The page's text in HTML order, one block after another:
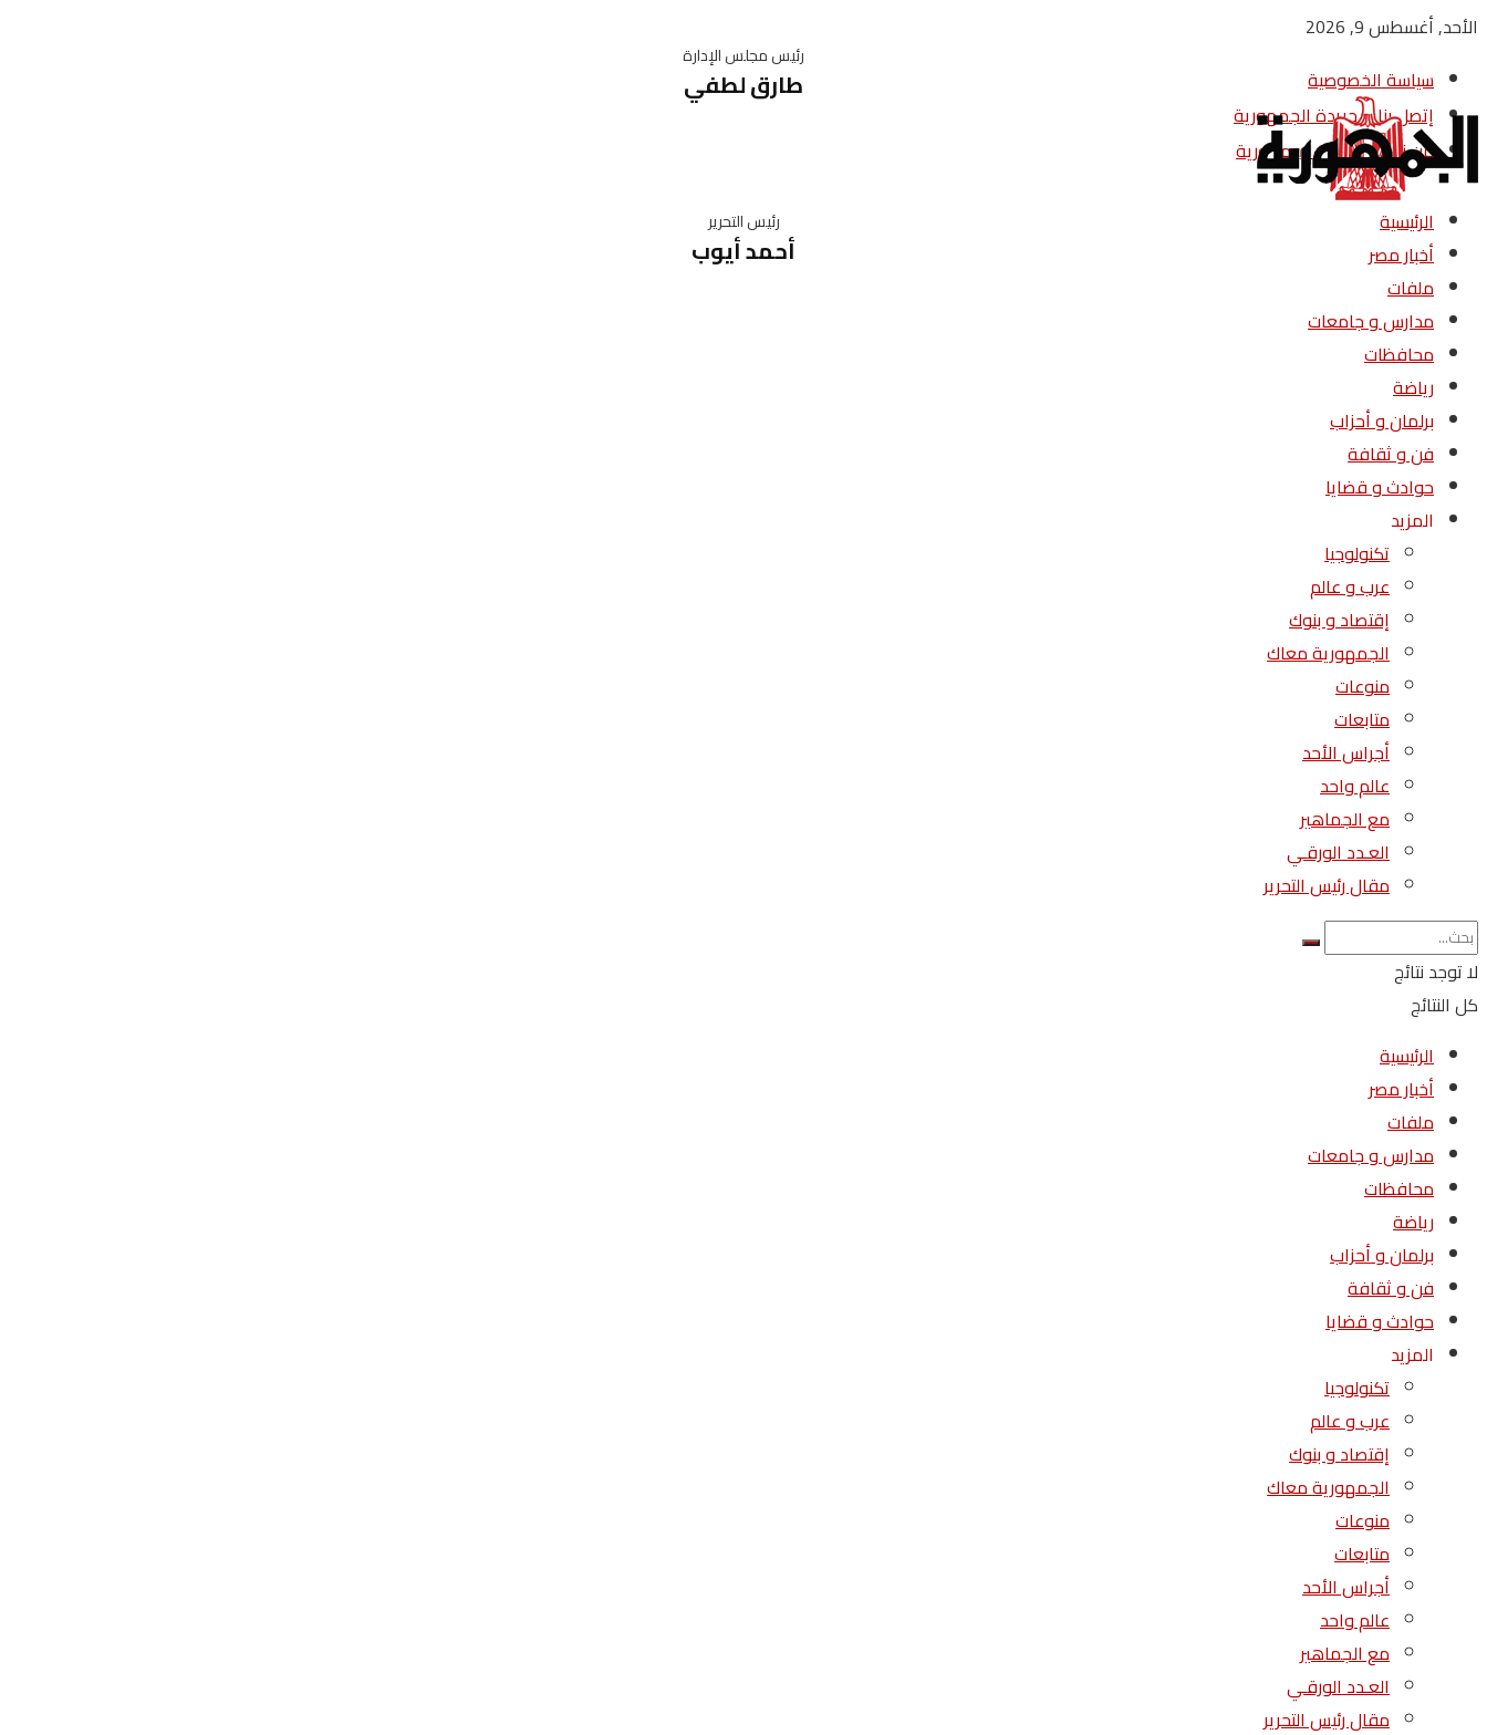
الأحد, أغسطس 9, 2026
سياسة الخصوصية
إتصل بنا – جريدة الجمهورية
من نحن – جريدة الجمهورية
رئيس مجلس الإدارة
طارق لطفي
رئيس التحرير
أحمد أيوب
الرئيسية
أخبار مصر
ملفات
مدارس و جامعات
محافظات
رياضة
برلمان و أحزاب
فن و ثقافة
حوادث و قضايا
المزيد
تكنولوجيا
عرب و عالم
إقتصاد و بنوك
الجمهورية معاك
منوعات
متابعات
أجراس الأحد
عالم واحد
مع الجماهير
العـدد الورقـي
مقال رئيس التحرير
لا توجد نتائج
كل النتائج
الرئيسية
أخبار مصر
ملفات
مدارس و جامعات
محافظات
رياضة
برلمان و أحزاب
فن و ثقافة
حوادث و قضايا
المزيد
تكنولوجيا
عرب و عالم
إقتصاد و بنوك
الجمهورية معاك
منوعات
متابعات
أجراس الأحد
عالم واحد
مع الجماهير
العـدد الورقـي
مقال رئيس التحرير